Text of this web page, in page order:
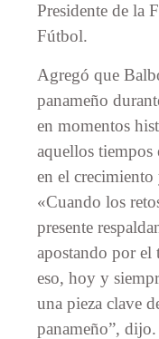
Presidente de la
Fútbol.
Agregó que
panameño
en momentos
aquellos tiempos
en el
«Cuando los
presente
apostando por el
eso, hoy y
una pieza clave
panameño”, dijo.